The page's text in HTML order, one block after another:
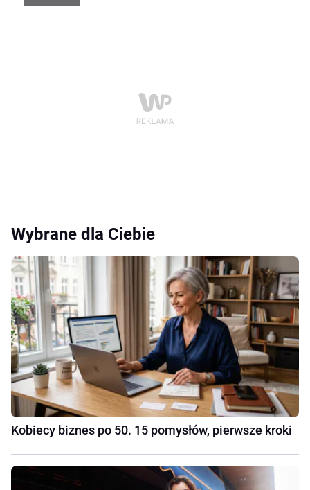
Wybrane dla Ciebie
Kobiecy biznes po 50. 15 pomysłów, pierwsze kroki